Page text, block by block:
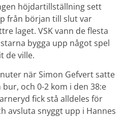
höjdartillställning sett
från början till slut var
laget. VSK vann de flesta
bygga upp något spel
de ville.
när Simon Gefvert satte
och 0-2 kom i den 38:e
fick stå alldeles för
avsluta snyggt upp i Hannes